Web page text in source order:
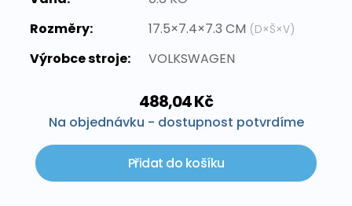
Rozměry:
17.5×7.4×7.3 CM (D×Š×V)
Výrobce stroje: VOLKSWAGEN
488,04 Kč
Na objednávku - dostupnost potvrdíme
Přidat do košíku